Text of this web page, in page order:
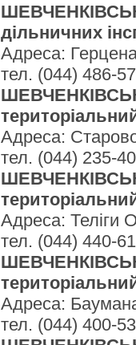
дільничних
Адреса:
тел. (044) 486-
Адреса:
тел. (044) 235-
Адреса: Теліги
тел. (044) 440-
Адреса:
тел. (044) 400-